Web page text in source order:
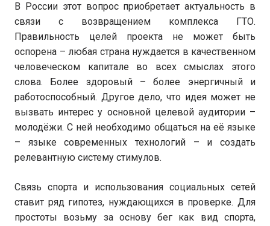
В России этот вопрос приобретает актуальность в
связи с возвращением комплекса ГТО.
Правильность целей проекта не может быть
оспорена – любая страна нуждается в качественном
человеческом капитале во всех смыслах этого
слова. Более здоровый – более энергичный и
работоспособный. Другое дело, что идея может не
вызвать интерес у основной целевой аудитории –
молодёжи. С ней необходимо общаться на её языке
– языке современных технологий – и создать
релевантную систему стимулов.
Связь спорта и использования социальных сетей
ставит ряд гипотез, нуждающихся в проверке. Для
простоты возьму за основу бег как вид спорта,